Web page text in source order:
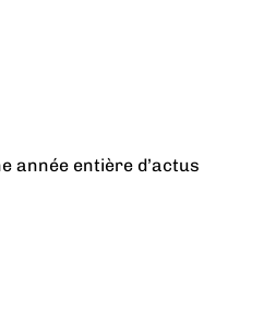
année entière d’actus